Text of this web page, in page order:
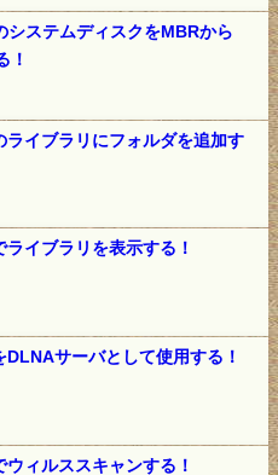
ステムディスクをMBRから
！
イブラリにフォルダを追加す
イブラリを表示する！
サーバとして使用する！
ィルススキャンする！